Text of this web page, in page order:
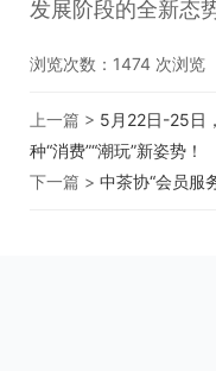
发展阶段的全新态势
浏览次数： 1474 次浏览
上一篇 > 5月22日-25日
种“消费”“潮玩”新姿势！
下一篇 > 中茶协“会员服